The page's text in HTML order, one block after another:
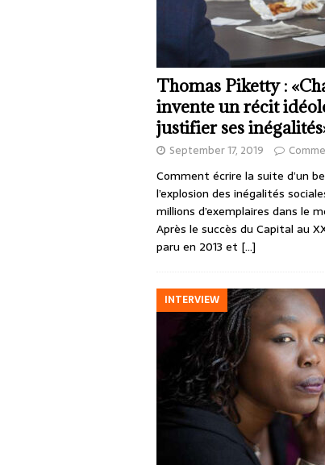
Thomas Piketty :
invente un récit
justifier ses
September 17, 2019
Comment écrire la suite d’un
l’explosion des inégalités
millions d’exemplaires dans le
Après le succès du Capital au
paru en 2013 et […]
INTERVIEW